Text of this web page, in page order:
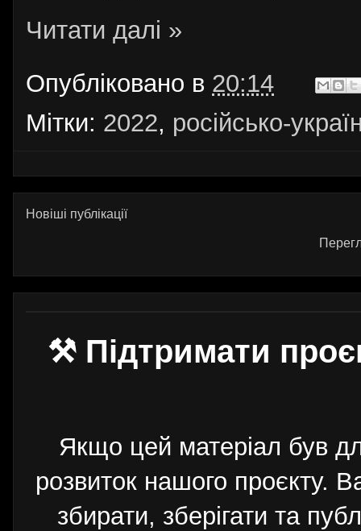
Читати далі »
Опубліковано в 20:14
Мітки: 2022, російсько-
Новіші публікації
⚒ Підтримати
Якщо цей матеріал був
розвиток нашого проєкту.
збирати, зберігати та